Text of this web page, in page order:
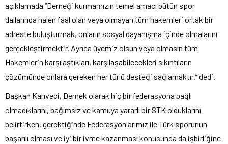
açıklamada “Derneği kurmamızın temel amacı bütün spor
dallarında halen faal olan veya olmayan tüm hakemleri ortak bir
adreste buluşturmak, onların sosyal dayanışma içinde olmalarını
gerçekleştirmektir. Ayrıca üyemiz olsun veya olmasın tüm
Hakemlerin karşılaştıkları, karşılaşabilecekleri sıkıntıların
çözümünde onlara gereken her türlü desteği sağlamaktır.” dedi.
Başkan Kahveci, Dernek olarak hiç bir federasyona bağlı
olmadıklarını, bağımsız ve kamuya yararlı bir STK olduklarını
belirtirken, gerektiğinde Federasyonlarımız ile Türk sporunun
başarılı olması ve iyi bir ivme kazanması konusunda da işbirliğine